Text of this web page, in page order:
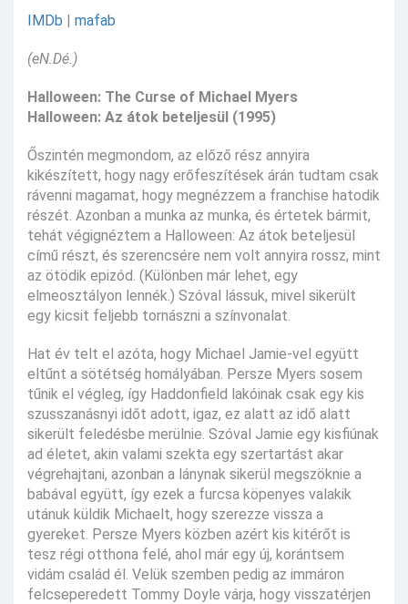
IMDb | mafab
(eN.Dé.)
Halloween: The Curse of Michael Myers
Halloween: Az átok beteljesül (1995)
Őszintén megmondom, az előző rész annyira
kikészített, hogy nagy erőfeszítések árán tudtam csak
rávenni magamat, hogy megnézzem a franchise hatodik
részét. Azonban a munka az munka, és értetek bármit,
tehát végignéztem a Halloween: Az átok beteljesül
című részt, és szerencsére nem volt annyira rossz, mint
az ötödik epizód. (Különben már lehet, egy
elmeosztályon lennék.) Szóval lássuk, mivel sikerült
egy kicsit feljebb tornászni a színvonalat.
Hat év telt el azóta, hogy Michael Jamie-vel együtt
eltűnt a sötétség homályában. Persze Myers sosem
tűnik el végleg, így Haddonfield lakóinak csak egy kis
szusszanásnyi időt adott, igaz, ez alatt az idő alatt
sikerült feledésbe merülnie. Szóval Jamie egy kisfiúnak
ad életet, akin valami szekta egy szertartást akar
végrehajtani, azonban a lánynak sikerül megszöknie a
babával együtt, így ezek a furcsa köpenyes valakik
utánuk küldik Michaelt, hogy szerezze vissza a
gyereket. Persze Myers közben azért kis kitérőt is
tesz régi otthona felé, ahol már egy új, korántsem
vidám család él. Velük szemben pedig az immáron
felcseperedett Tommy Doyle várja, hogy visszatérjen